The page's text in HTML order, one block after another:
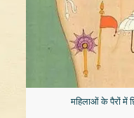
महिलाओं के पैरों में